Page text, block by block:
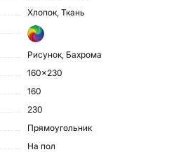
Хлопок, Ткань
Рисунок, Бахрома
160x230
160
230
Прямоугольник
На пол